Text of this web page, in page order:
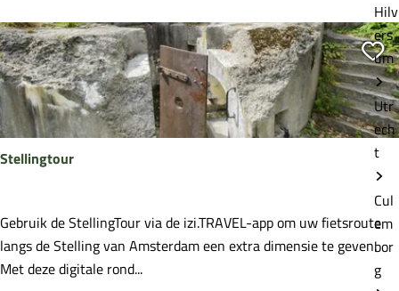
Hilv
ers
um
Utr
ech
t
Cul
em
bor
g
d
K
i
n
d
e
r
n
d
e
Stellingtour
S
t
e
Gebruik de StellingTour via de izi.TRAVEL-app om uw fietsroute
langs de Stelling van Amsterdam een extra dimensie te geven.
Met deze digitale rond...